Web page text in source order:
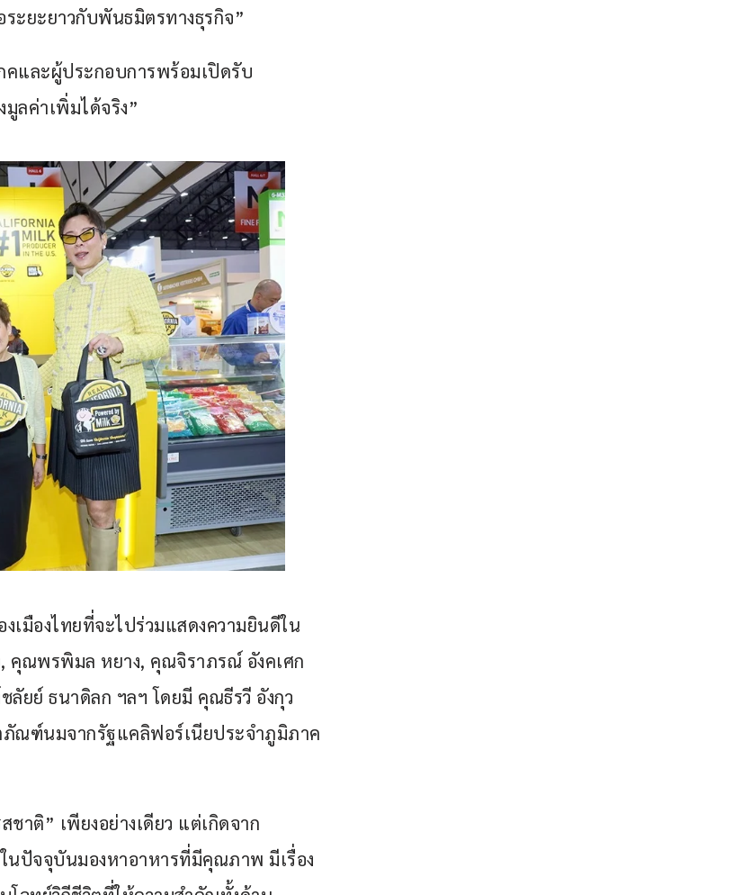
ระยะยาวกับพันธมิตรทางธุรกิจ”
คและผู้ประกอบการพร้อมเปิดรับ
ลค่าเพิ่มได้จริง”
เมืองไทยที่จะไปร่วมแสดงความยินดีใน
คุณพรพิมล หยาง, คุณจิราภรณ์ อังคเศก
ย์ ธนาดิลก ฯลฯ โดยมี คุณธีรวี อังกุว
ภัณฑ์นมจากรัฐแคลิฟอร์เนียประจำภูมิภาค
าติ” เพียงอย่างเดียว แต่เกิดจาก
ปัจจุบันมองหาอาหารที่มีคุณภาพ มีเรื่อง